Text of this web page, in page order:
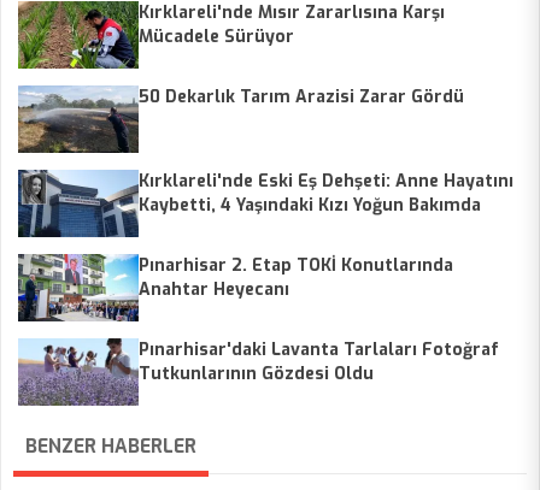
Kırklareli'nde Mısır Zararlısına Karşı
Mücadele Sürüyor
50 Dekarlık Tarım Arazisi Zarar Gördü
Kırklareli'nde Eski Eş Dehşeti: Anne Hayatını
Kaybetti, 4 Yaşındaki Kızı Yoğun Bakımda
Pınarhisar 2. Etap TOKİ Konutlarında
Anahtar Heyecanı
Pınarhisar'daki Lavanta Tarlaları Fotoğraf
Tutkunlarının Gözdesi Oldu
BENZER HABERLER